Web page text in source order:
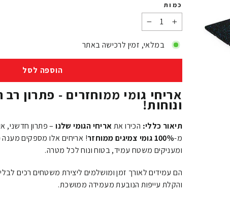
כמות
−
+
במלאי, זמין לרכישה באתר
הוספה לסל
אריחי גומי ממוחזרים - פתרון
ונוחות!
תיאור כללי: הכירו אתאריחי הגומי שלנו– פתרון חדשני,
מ-100% גומי צמיגים ממוחזר
! אריחים אלו מספקים מענה
ומעניקים משטח עמיד, בטוח ונוח לכל מטרה.
הם עמידים לאורך זמן ומושלמים ליצירת משטחים רכים
והקלת עייפות הנובעת מעמידה ממושכת.